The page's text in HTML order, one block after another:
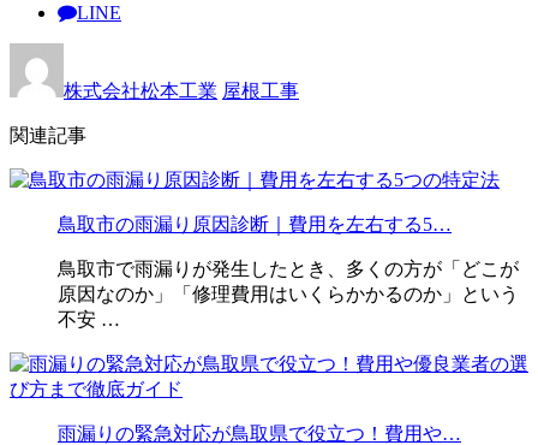
LINE
株式会社松本工業 屋根工事
関連記事
鳥取市の雨漏り原因診断｜費用を左右する5…
鳥取市で雨漏りが発生したとき、多くの方が「どこが
原因なのか」「修理費用はいくらかかるのか」という
不安 …
雨漏りの緊急対応が鳥取県で役立つ！費用や…